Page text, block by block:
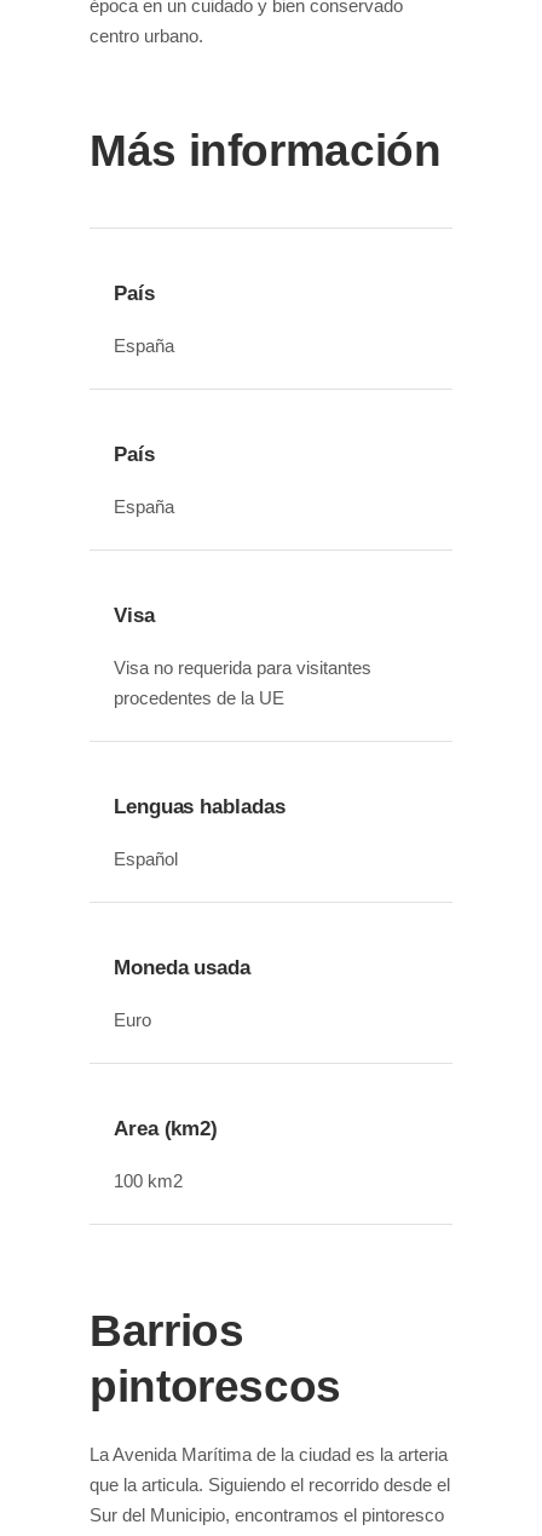
época en un cuidado y bien conservado
centro urbano.
Más información
País
España
País
España
Visa
Visa no requerida para visitantes
procedentes de la UE
Lenguas habladas
Español
Moneda usada
Euro
Area (km2)
100 km2
Barrios
pintorescos
La Avenida Marítima de la ciudad es la arteria
que la articula. Siguiendo el recorrido desde el
Sur del Municipio, encontramos el pintoresco